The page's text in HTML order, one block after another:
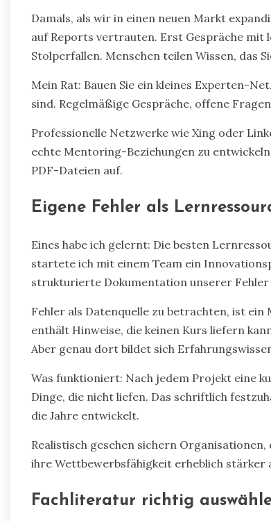
Damals, als wir in einen neuen Markt
auf Reports vertrauten. Erst Gespräche mit
Stolperfallen. Menschen teilen Wissen, das
Mein Rat: Bauen Sie ein kleines Experten-
sind. Regelmäßige Gespräche, offene
Professionelle Netzwerke wie Xing oder
echte Mentoring-Beziehungen zu
PDF-Dateien auf.
Eigene Fehler als
Eines habe ich gelernt: Die besten
startete ich mit einem Team ein
strukturierte Dokumentation unserer
Fehler als Datenquelle zu betrachten, ist
enthält Hinweise, die keinen Kurs liefern
Aber genau dort bildet sich
Was funktioniert: Nach jedem Projekt eine
Dinge, die nicht liefen. Das schriftlich
die Jahre entwickelt.
Realistisch gesehen sichern
ihre Wettbewerbsfähigkeit erheblich stärker
Fachliteratur richtig